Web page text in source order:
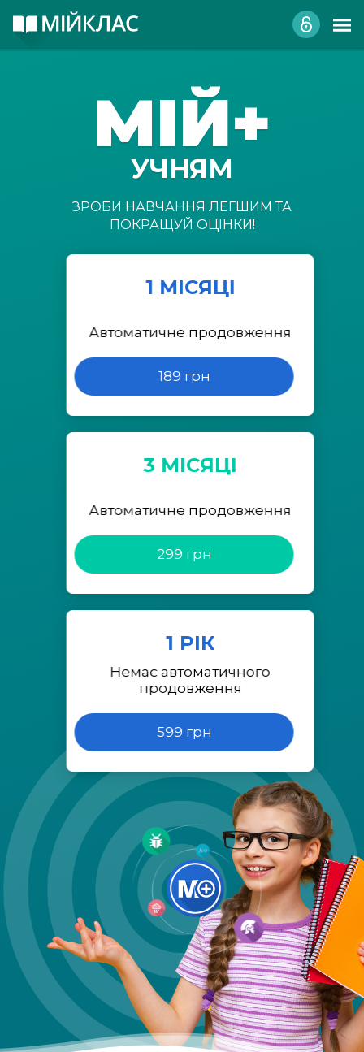
МІЙ+
УЧНЯМ
ЗРОБИ НАВЧАННЯ ЛЕГШИМ ТА
ПОКРАЩУЙ ОЦІНКИ!
1 МІСЯЦІ
Автоматичне продовження
189 грн
3 МІСЯЦІ
Автоматичне продовження
299 грн
1 РІК
Немає автоматичного
продовження
599 грн